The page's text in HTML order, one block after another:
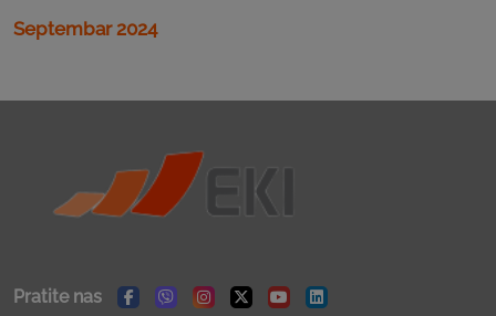
Septembar 2024
Pratite nas
Facebook
ViberInstagram
TwitterYoutubeLinkedin